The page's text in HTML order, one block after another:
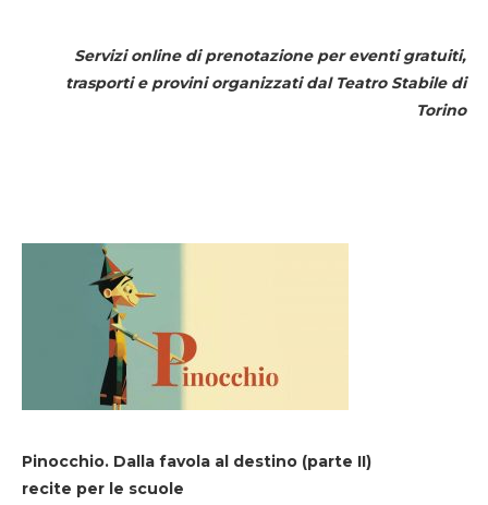
Servizi online di prenotazione per eventi gratuiti,
trasporti e provini organizzati dal Teatro Stabile di
Torino
Pinocchio. Dalla favola al destino (parte II)
recite per le scuole